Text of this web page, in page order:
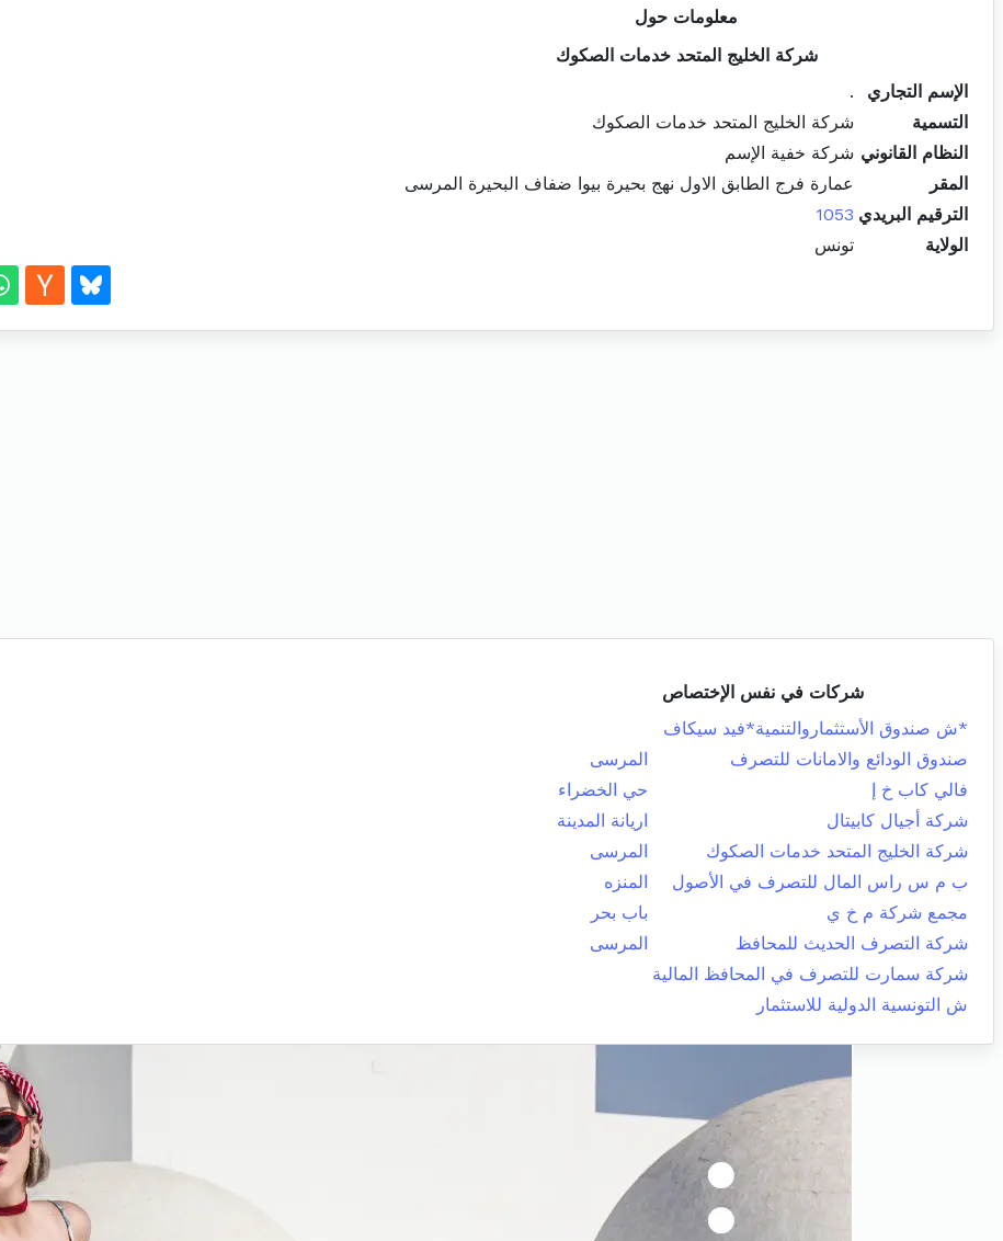
معلومات حول
شركة الخليج المتحد خدمات الصكوك
الإسم التجاري
.
التسمية
شركة الخليج المتحد خدمات الصكوك
النظام القانوني شركة خفية الإسم
المقر
عمارة فرج الطابق الاول نهج بحيرة بيوا ضفاف البحيرة المرسى
الترقيم البريدي 1053
الولاية
تونس
شركات في نفس الإختصاص
*ش صندوق الأستثماروالتنمية*فيد سيكاف
صندوق الودائع والامانات للتصرف
المرسى
فالي كاب خ إ
حي الخضراء
شركة أجيال كابيتال
اريانة المدينة
شركة الخليج المتحد خدمات الصكوك
المرسى
ب م س راس المال للتصرف في الأصول
المنزه
مجمع شركة م خ ي
باب بحر
شركة التصرف الحديث للمحافظ
المرسى
شركة سمارت للتصرف في المحافظ المالية
ش التونسية الدولية للاستثمار